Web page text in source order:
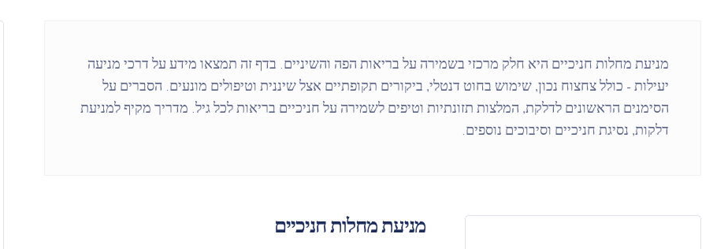
מניעת מחלות חניכיים היא חלק מרכזי בשמירה על בריאות הפה והשיניים. בדף זה תמצאו מידע על דרכי מניעה
יעילות – כולל צחצוח נכון, שימוש בחוט דנטלי, ביקורים תקופתיים אצל שיננית וטיפולים מונעים. הסברים על
הסימנים הראשונים לדלקת, המלצות תזונתיות וטיפים לשמירה על חניכיים בריאות לכל גיל. מדריך מקיף למניעת
דלקות, נסיגת חניכיים וסיבוכים נוספים.
מניעת מחלות חניכיים